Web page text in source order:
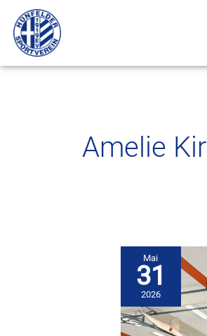
Inhalt
springen
Amelie
Mai
31
2026